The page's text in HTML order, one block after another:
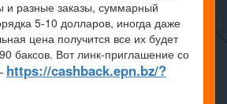
и разные заказы, суммарный
5-10 долларов, иногда даже
цена получится все их будет
баксов. Вот линк-приглашение со
https://cashback.epn.bz/?